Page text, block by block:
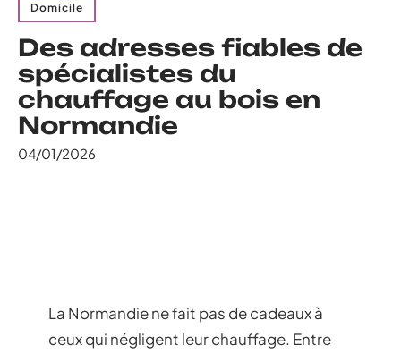
Domicile
Des adresses fiables de
spécialistes du
chauffage au bois en
Normandie
04/01/2026
La Normandie ne fait pas de cadeaux à
ceux qui négligent leur chauffage. Entre